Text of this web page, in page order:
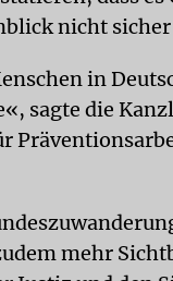
nicht
in
sagte die
mehr